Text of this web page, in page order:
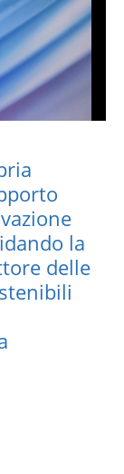
la
delle